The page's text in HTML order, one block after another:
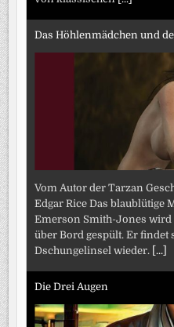
Das Höhlenmädchen und
Vom Autor der Tarzan
Edgar Rice Das blaublütige
Emerson Smith-Jones wird
über Bord gespült. Er
Dschungelinsel wieder. [...]
Die Drei Augen